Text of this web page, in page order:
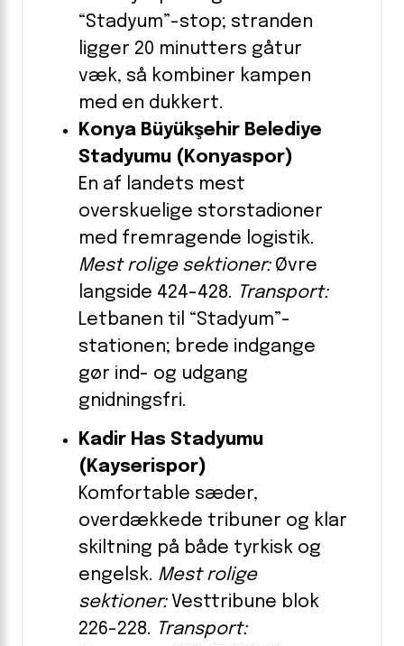
“Stadyum”-stop; stranden
ligger 20 minutters gåtur
væk, så kombiner kampen
med en dukkert.
Konya Büyükşehir Belediye
Stadyumu (Konyaspor)
En af landets mest
overskuelige storstadioner
med fremragende logistik.
Mest rolige sektioner:Øvre
langside 424-428. Transport:
Letbanen til “Stadyum”-
stationen; brede indgange
gør ind- og udgang
gnidningsfri.
Kadir Has Stadyumu
(Kayserispor)
Komfortable sæder,
overdækkede tribuner og klar
skiltning på både tyrkisk og
engelsk. Mest rolige
sektioner:Vesttribune blok
226-228. Transport: